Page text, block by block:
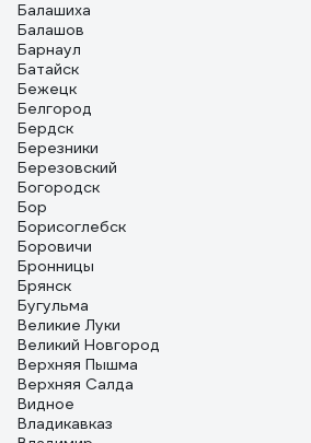
Балашиха
Балашов
Барнаул
Батайск
Бежецк
Белгород
Бердск
Березники
Березовский
Богородск
Бор
Борисоглебск
Боровичи
Бронницы
Брянск
Бугульма
Великие Луки
Великий Новгород
Верхняя Пышма
Верхняя Салда
Видное
Владикавказ